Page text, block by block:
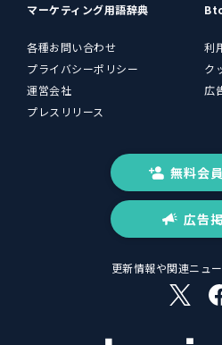
マーケティング用語辞典
各種お問い合わせ
利
プライバシーポリシー
ク
運営会社
広
プレスリリース
無料会
広告
更新情報や関連ニュ